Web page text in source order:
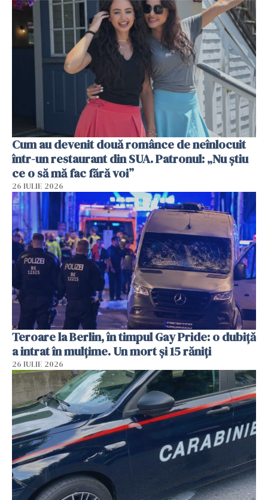
Cum au devenit două românce de neînlocuit
într-un restaurant din SUA. Patronul: „Nu știu
ce o să mă fac fără voi”
26 IULIE 2026
Teroare la Berlin, în timpul Gay Pride: o dubiță
a intrat în mulțime. Un mort și 15 răniți
26 IULIE 2026